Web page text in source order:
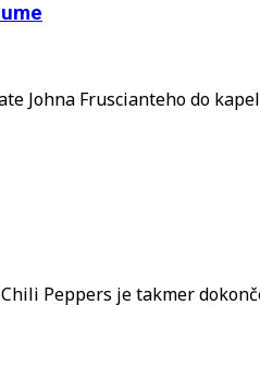
Fruscianteho do
Peppers je takmer